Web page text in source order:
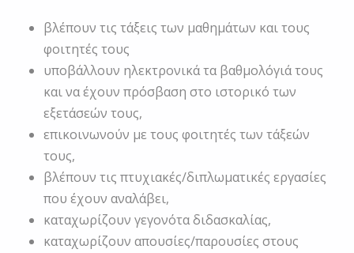
βλέπουν τις τάξεις των μαθημάτων και τους
φοιτητές τους
υποβάλλουν ηλεκτρονικά τα βαθμολόγιά τους
και να έχουν πρόσβαση στο ιστορικό των
εξετάσεών τους,
επικοινωνούν με τους φοιτητές των τάξεών
τους,
βλέπουν τις πτυχιακές/διπλωματικές εργασίες
που έχουν αναλάβει,
καταχωρίζουν γεγονότα διδασκαλίας,
καταχωρίζουν απουσίες/παρουσίες στους